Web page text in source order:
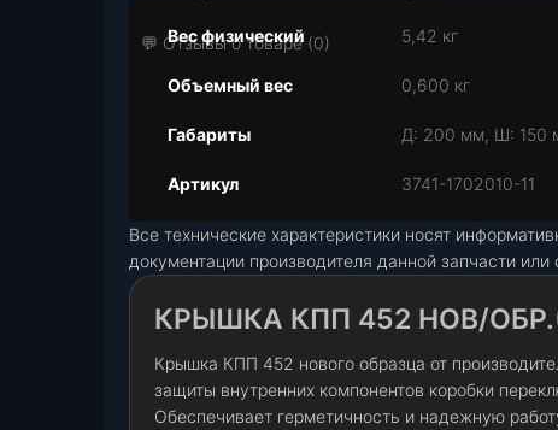
💬 Отзывы о товаре (0)
Вес физический 5,42 кг
Объемный вес 0,600 кг
Габариты Д: 200 мм, Ш: 150
Артикул 3741-1702010-11
Все технические характеристики носят
документации производителя данной запчасти
КРЫШКА КПП 452 НОВ/
Крышка КПП 452 нового образца от
защиты внутренних компонентов коробки
Обеспечивает герметичность и надежную